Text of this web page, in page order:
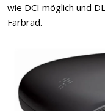
wie DCI möglich und
Farbrad.